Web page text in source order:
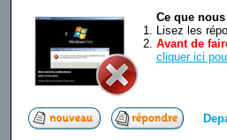
Ce que
Lisez les
Avant de
cliquer ici